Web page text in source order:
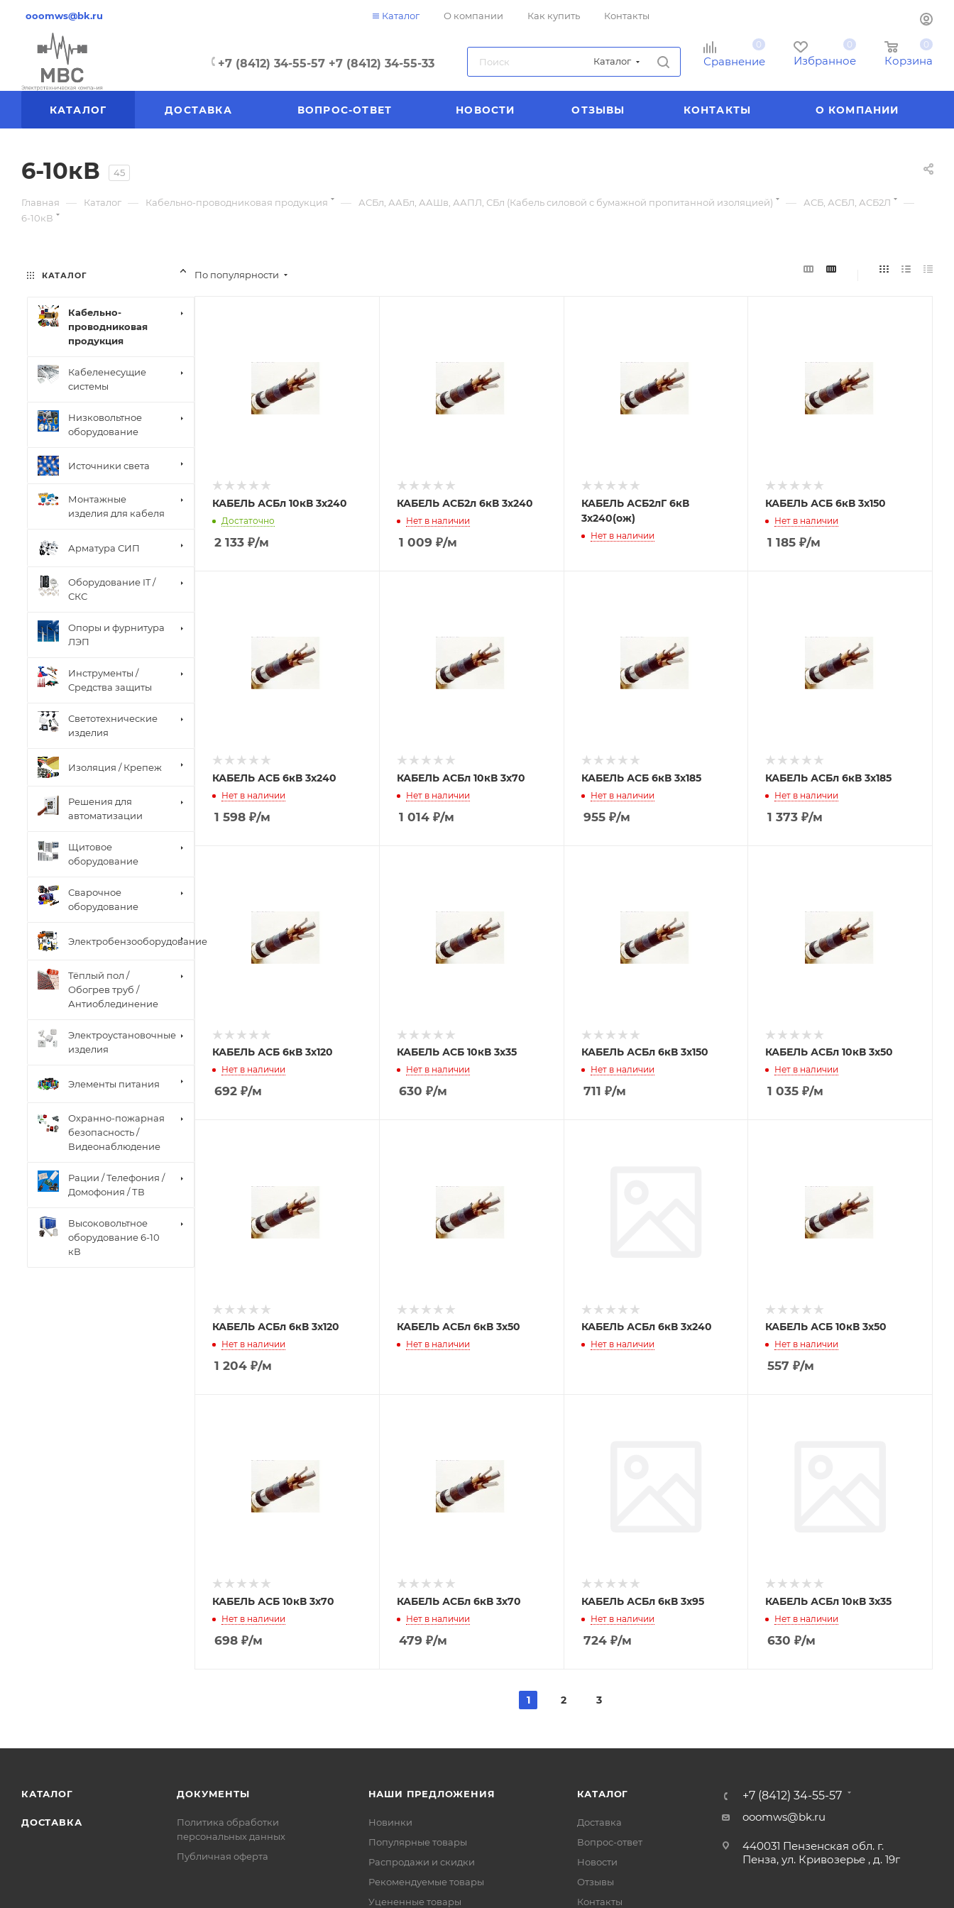
ooomws@bk.ru Каталог О компании Как купить Контакты
+7 (8412) 34-55-57 +7 (8412) 34-55-33 Каталог
0
Сравнение
0
Избранное
0
Корзина
КАТАЛОГ ДОСТАВКА ВОПРОС-ОТВЕТ НОВОСТИ ОТЗЫВЫ КОНТАКТЫ О КОМПАНИИ
6-10кВ 45
Главная — Каталог — Кабельно-проводниковая продукция — АСБл, ААБл, ААШв, ААПЛ, СБл (Кабель силовой с бумажной пропитанной изоляцией) — АСБ, АСБЛ, АСБ2Л —
6-10кВ
По популярности
КАБЕЛЬ АСБл 10кВ 3х240
Достаточно
2 133 ₽/м
КАБЕЛЬ АСБ2л 6кВ 3х240
Нет в наличии
1 009 ₽/м
КАБЕЛЬ АСБ2лГ 6кВ
3х240(ож)
Нет в наличии
КАБЕЛЬ АСБ 6кВ 3х150
Нет в наличии
1 185 ₽/м
КАБЕЛЬ АСБ 6кВ 3х240
Нет в наличии
1 598 ₽/м
КАБЕЛЬ АСБл 10кВ 3х70
Нет в наличии
1 014₽/м
КАБЕЛЬ АСБ 6кВ 3х185
Нет в наличии
955₽/м
КАБЕЛЬ АСБл 6кВ 3х185
Нет в наличии
1 373 ₽/м
КАБЕЛЬ АСБ 6кВ 3х120
Нет в наличии
692 ₽/м
КАБЕЛЬ АСБ 10кВ 3х35
Нет в наличии
630 ₽/м
КАБЕЛЬ АСБл 6кВ 3х150
Нет в наличии
711 ₽/м
КАБЕЛЬ АСБл 10кВ 3х50
Нет в наличии
1 035 ₽/м
КАБЕЛЬ АСБл 6кВ 3х120
Нет в наличии
1 204 ₽/м
КАБЕЛЬ АСБл 6кВ 3х50
Нет в наличии
КАБЕЛЬ АСБл 6кВ 3х240
Нет в наличии
КАБЕЛЬ АСБ 10кВ 3х50
Нет в наличии
557 ₽/м
КАБЕЛЬ АСБ 10кВ 3х70
Нет в наличии
698 ₽/м
КАБЕЛЬ АСБл 6кВ 3х70
Нет в наличии
479 ₽/м
КАБЕЛЬ АСБл 6кВ 3х95
Нет в наличии
724₽/м
КАБЕЛЬ АСБл 10кВ 3х35
Нет в наличии
630 ₽/м
1 2 3
КАТАЛОГ
Кабельно-
проводниковая
продукция
Кабеленесущие
системы
Низковольтное
оборудование
Источники света
Монтажные
изделия для кабеля
Арматура СИП
Оборудование IT /
СКС
Опоры и фурнитура
ЛЭП
Инструменты /
Средства защиты
Светотехнические
изделия
Изоляция / Крепеж
Решения для
автоматизации
Щитовое
оборудование
Сварочное
оборудование
Электробензооборудование
Тёплый пол /
Обогрев труб /
Антиоблединение
Электроустановочные
изделия
Элементы питания
Охранно-пожарная
безопасность /
Видеонаблюдение
Рации / Телефония /
Домофония / ТВ
Высоковольтное
оборудование 6-10
кВ
КАТАЛОГ
ДОСТАВКА
ДОКУМЕНТЫ
Политика обработки
персональных данных
Публичная оферта
НАШИ ПРЕДЛОЖЕНИЯ
Новинки
Популярные товары
Распродажи и скидки
Рекомендуемые товары
Уцененные товары
КАТАЛОГ
Доставка
Вопрос-ответ
Новости
Отзывы
Контакты
+7 (8412) 34-55-57
ooomws@bk.ru
440031 Пензенская обл. г.
Пенза, ул. Кривозерье , д. 19г